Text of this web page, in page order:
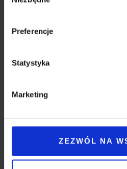
innymi danymi otrzymanymi
Preferencje
Statystyka
Marketing
ZEZWÓL NA